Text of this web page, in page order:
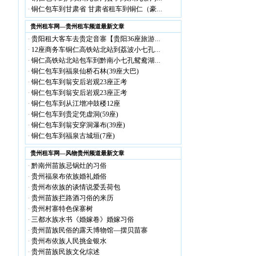
· 铜仁包车到甘肃省 甘肃省租车到铜仁（豪...
贵州租车网—贵州租车频道最新文章
· 贵阳租大客车去贵定音寨【贵阳36座旅游...
· 12座商务车铜仁高铁站北站到荔波小七孔...
· 铜仁高铁站北站包车到黔南小七孔鸳鸯湖...
· 铜仁包车到福泉仙桥石林(39座大巴)
· 铜仁包车到翁安后岩观23座正考
· 铜仁包车到翁安后岩观23座正考
· 铜仁包车到从江增冲鼓楼12座
· 铜仁包车到贵定凭虚洞(59座)
· 铜仁包车到翁安穿洞瀑布(39座)
· 铜仁包车到福泉古城垣(7座)
贵州租车网—风物贵州频道最新文章
· 黔南州苗族忌锅灶的习俗
· 贵州福泉布依族婚礼婚俗
· 贵州布依族的谈情说爱丢荷包
· 贵州苗族拦路酒习俗的来历
· 贵州村寨特色保寨树
· 三都水族水书《婚嫁卷》婚嫁习俗
· 贵州苗族民俗的露天博物馆—摆贝苗寨
· 贵州布依族人民挑金银水
· 贵州苗族民族文化综述